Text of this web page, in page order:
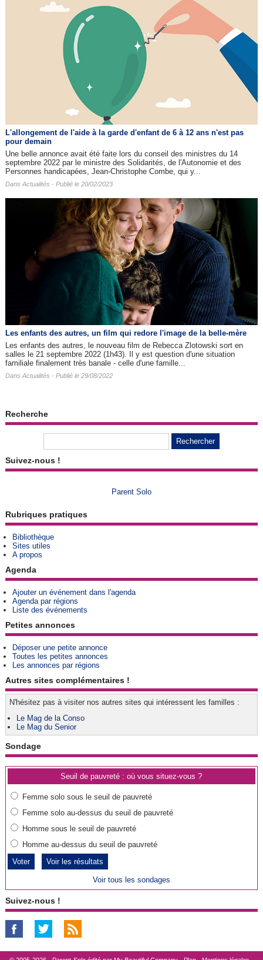
L'allongement de l'aide à la garde d'enfant de 6 à 12 ans n'est pas
pour demain
Une belle annonce avait été faite lors du conseil des ministres du 14
septembre 2022 par le ministre des Solidarités, de l'Autonomie et des
Personnes handicapées, Jean-Christophe Combe, qui y...
Dans Actualités - Publié le 20/02/2023
Les enfants des autres​, un film qui redore l'image de la belle-mère
Les enfants des autres, le nouveau film de Rebecca Zlotowski sort en
salles le 21 septembre 2022 (1h43). Il y est question d'une situation
familiale finalement très banale - celle d'une famille...
Dans Actualités - Publié le 29/08/2022
Recherche
Suivez-nous !
Parent Solo
Rubriques pratiques
Bibliothèque
Sites utiles
A propos
Agenda
Ajouter un événement dans l'agenda
Agenda par régions
Liste des événements
Petites annonces
Déposer une petite annonce
Toutes les petites annonces
Les annonces par régions
Autres sites complémentaires !
N'hésitez pas à visiter nos autres sites qui intéressent les familles :
Le Mag de la Conso
Le Mag du Senior
Sondage
Seuil de pauvreté : où vous situez-vous ?
Femme solo sous le seuil de pauvreté
Femme solo au-dessus du seuil de pauvreté
Homme sous le seuil de pauvreté
Homme au-dessus du seuil de pauvreté
Voir les résultats
Voir tous les sondages
Suivez-nous !